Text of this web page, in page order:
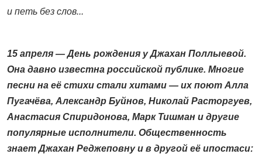
и петь без слов...
15 апреля — День рождения у Джахан Поллыевой.
Она давно известна российской публике. Многие
песни на её стихи стали хитами — их поют Алла
Пугачёва, Александр Буйнов, Николай Расторгуев,
Анастасия Спиридонова, Марк Тишман и другие
популярные исполнители. Общественность
знает Джахан Реджеповну и в другой её ипостаси: